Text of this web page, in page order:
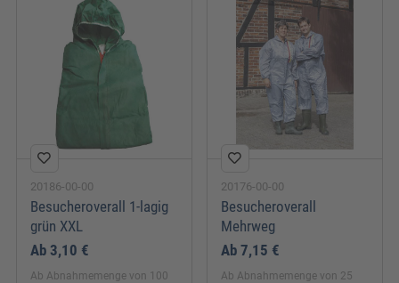
20186-00-00
Besucheroverall 1-lagig
grün XXL
Ab 3,10 €
Ab Abnahmemenge von 100
20176-00-00
Besucheroverall
Mehrweg
Ab 7,15 €
Ab Abnahmemenge von 25